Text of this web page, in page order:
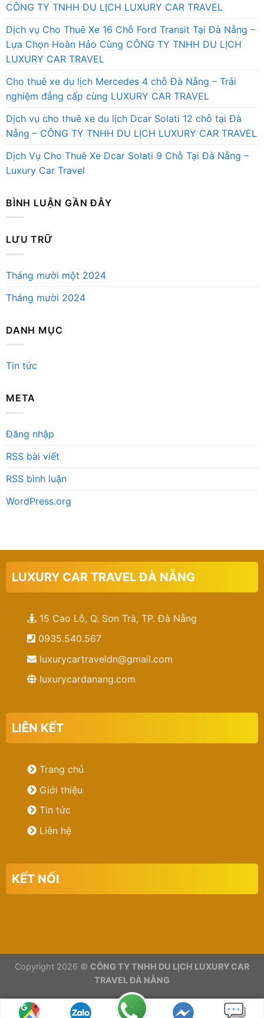
CÔNG TY TNHH DU LỊCH LUXURY CAR TRAVEL
Dịch vụ Cho Thuê Xe 16 Chỗ Ford Transit Tại Đà Nẵng –
Lựa Chọn Hoàn Hảo Cùng CÔNG TY TNHH DU LỊCH
LUXURY CAR TRAVEL
Cho thuê xe du lịch Mercedes 4 chỗ Đà Nẵng – Trải
nghiệm đẳng cấp cùng LUXURY CAR TRAVEL
Dịch vụ cho thuê xe du lịch Dcar Solati 12 chỗ tại Đà
Nẵng – CÔNG TY TNHH DU LỊCH LUXURY CAR TRAVEL
Dịch Vụ Cho Thuê Xe Dcar Solati 9 Chỗ Tại Đà Nẵng –
Luxury Car Travel
BÌNH LUẬN GẦN ĐÂY
LƯU TRỮ
Tháng mười một 2024
Tháng mười 2024
DANH MỤC
Tin tức
META
Đăng nhập
RSS bài viết
RSS bình luận
WordPress.org
LUXURY CAR TRAVEL ĐÀ NẴNG
15 Cao Lỗ, Q. Sơn Trà, TP. Đà Nẵng
0935.540.567
luxurycartraveldn@gmail.com
luxurycardanang.com
LIÊN KẾT
Trang chủ
Giới thiệu
Tin tức
Liên hệ
KẾT NỐI
Copyright 2026 © CÔNG TY TNHH DU LỊCH LUXURY CAR
TRAVEL ĐÀ NẴNG